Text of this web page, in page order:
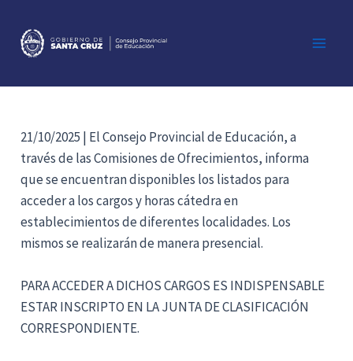
contenido
21/10/2025 | El Consejo Provincial de Educación, a
través de las Comisiones de Ofrecimientos, informa
que se encuentran disponibles los listados para
acceder a los cargos y horas cátedra en
establecimientos de diferentes localidades. Los
mismos se realizarán de manera presencial.
PARA ACCEDER A DICHOS CARGOS ES INDISPENSABLE
ESTAR INSCRIPTO EN LA JUNTA DE CLASIFICACIÓN
CORRESPONDIENTE.